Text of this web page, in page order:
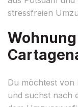
stressfreien
Du möchtest von
und suchst nach